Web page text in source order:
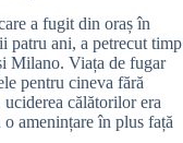
a fugit din oraș în
patru ani, a petrecut timp
Milano. Viața de fugar
pentru cineva fără
uciderea călătorilor era
amenințare în plus față